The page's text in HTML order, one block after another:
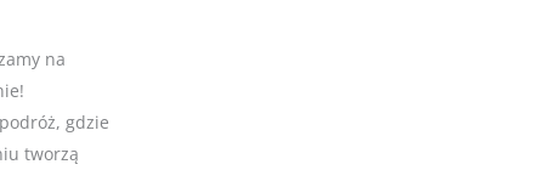
na
gdzie
tworzą